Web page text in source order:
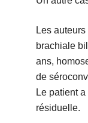
Les
brachiale
ans,
de
Le patient
résiduelle.